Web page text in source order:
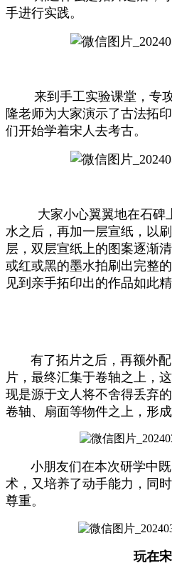
手进行实践。
来到手工实验课堂，专攻
隆老师为大家演示了古法拓
们开始学着宋人去考古。
大家小心翼翼地在石碑
水之后，再加一层宣纸，以
层，双层宣纸上的图案逐渐
或红或黑的墨水拍刷出完整
见到亲手拓印出的作品如此
有了拓片之后，再额外配
片，最终汇集于卷轴之上，
现是源于文人将不舍得丢弃
卷轴、扇面等物件之上，形
小朋友们在本次研学中既
术，又培养了动手能力，同
尊重。
玩在